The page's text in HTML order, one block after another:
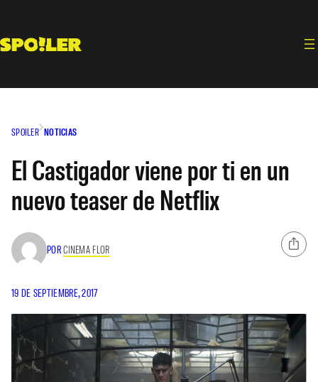
contenido
SPOILER NOTICIAS
El Castigador viene por ti en un
nuevo teaser de Netflix
PORCINEMA FLOR
19 DE SEPTIEMBRE, 2017